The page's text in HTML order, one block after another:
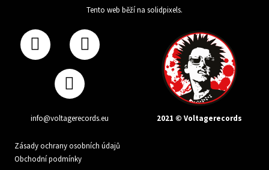
Tento web běží na solidpixels.
info@voltagerecords.eu
Zásady ochrany osobních údajů
Obchodní podmínky
2021 © Voltagerecords